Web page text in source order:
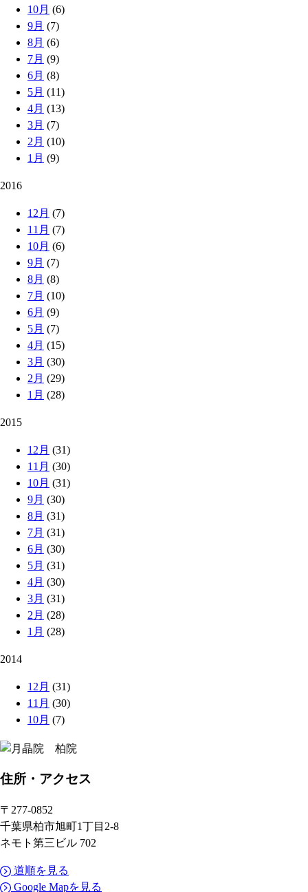
10月 (6)
9月 (7)
8月 (6)
7月 (9)
6月 (8)
5月 (11)
4月 (13)
3月 (7)
2月 (10)
1月 (9)
2016
12月 (7)
11月 (7)
10月 (6)
9月 (7)
8月 (8)
7月 (10)
6月 (9)
5月 (7)
4月 (15)
3月 (30)
2月 (29)
1月 (28)
2015
12月 (31)
11月 (30)
10月 (31)
9月 (30)
8月 (31)
7月 (31)
6月 (30)
5月 (31)
4月 (30)
3月 (31)
2月 (28)
1月 (28)
2014
12月 (31)
11月 (30)
10月 (7)
住所 ・アクセス
〒277-0852
千葉県柏市旭町1丁目2-8
ネモト第三ビル 702
道順を見る
Google Mapを見る